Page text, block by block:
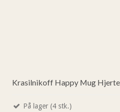
Krasilnikoff Happy Mug
På lager (4 stk.)